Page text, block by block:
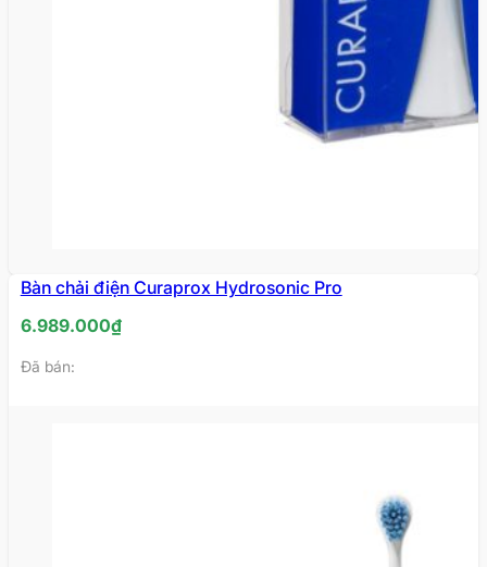
Bàn chải điện Curaprox Hydrosonic Pro
6.989.000₫
Đã bán: